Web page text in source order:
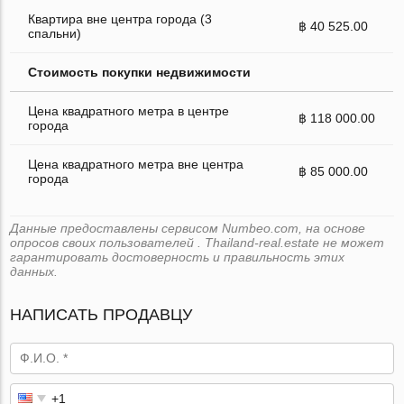
Квартира вне центра города (3
спальни)
฿ 40 525.00
Стоимость покупки недвижимости
Цена квадратного метра в центре
города
฿ 118 000.00
Цена квадратного метра вне центра
города
฿ 85 000.00
Данные предоставлены сервисом Numbeo.com, на основе
опросов своих пользователей . Thailand-real.estate не может
гарантировать достоверность и правильность этих
данных.
НАПИСАТЬ ПРОДАВЦУ